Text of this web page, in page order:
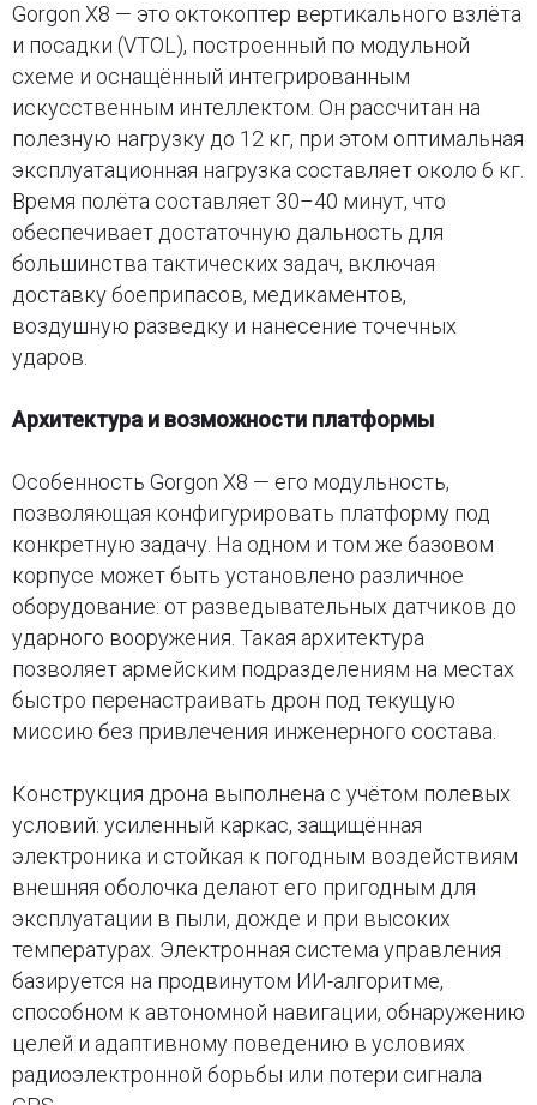
Gorgon X8 — это октокоптер вертикального взлёта
и посадки (VTOL), построенный по модульной
схеме и оснащённый интегрированным
искусственным интеллектом. Он рассчитан на
полезную нагрузку до 12 кг, при этом оптимальная
эксплуатационная нагрузка составляет около 6 кг.
Время полёта составляет 30–40 минут, что
обеспечивает достаточную дальность для
большинства тактических задач, включая
доставку боеприпасов, медикаментов,
воздушную разведку и нанесение точечных
ударов.
Архитектура и возможности платформы
Особенность Gorgon X8 — его модульность,
позволяющая конфигурировать платформу под
конкретную задачу. На одном и том же базовом
корпусе может быть установлено различное
оборудование: от разведывательных датчиков до
ударного вооружения. Такая архитектура
позволяет армейским подразделениям на местах
быстро перенастраивать дрон под текущую
миссию без привлечения инженерного состава.
Конструкция дрона выполнена с учётом полевых
условий: усиленный каркас, защищённая
электроника и стойкая к погодным воздействиям
внешняя оболочка делают его пригодным для
эксплуатации в пыли, дожде и при высоких
температурах. Электронная система управления
базируется на продвинутом ИИ-алгоритме,
способном к автономной навигации, обнаружению
целей и адаптивному поведению в условиях
радиоэлектронной борьбы или потери сигнала